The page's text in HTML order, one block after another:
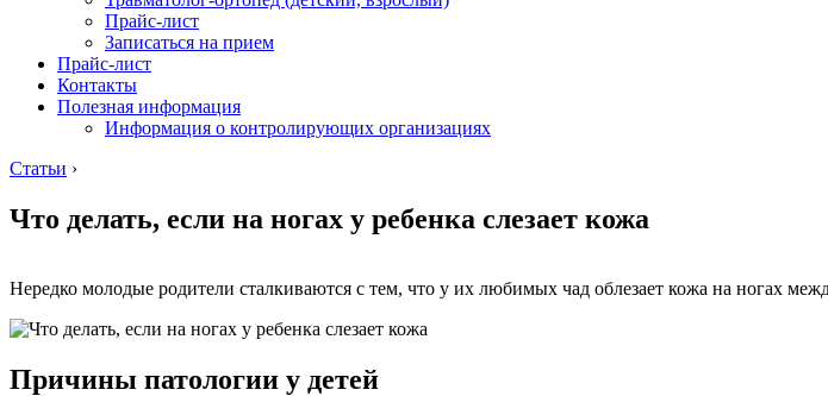
Прайс-лист
Записаться на прием
Прайс-лист
Контакты
Полезная информация
Информация о контролирующих организациях
Статьи ›
Что делать, если на ногах у ребенка слезает кожа
Нередко молодые родители сталкиваются с тем, что у их любимых чад облезает кожа на ногах
Причины патологии у детей